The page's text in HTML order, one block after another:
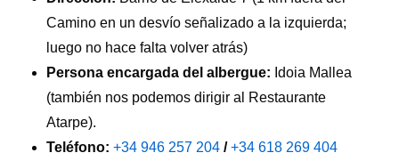
Camino en un desvío señalizado a la izquierda;
luego no hace falta volver atrás)
Persona encargada del albergue: Idoia Mallea
(también nos podemos dirigir al Restaurante
Atarpe).
Teléfono: +34 946 257 204 /+34 618 269 404